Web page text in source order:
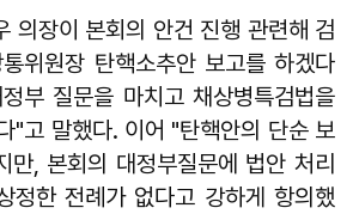
의장이 본회의 안건 진행 관련해 검
위원장 탄핵소추안 보고를 하겠다
부 질문을 마치고 채상병특검법을
"고 말했다. 이어 "탄핵안의 단순 보
만, 본회의 대정부질문에 법안 처리
정한 전례가 없다고 강하게 항의했